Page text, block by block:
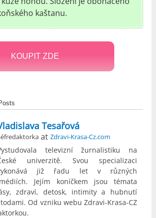
kaštanu.
KOUPIT ZDE
Tesařová
atZdravi-Krasa-Cz.com
televizní žurnalistiku na
univerzitě. Svou specializaci
již řadu let v různých
Jejím koníčkem jsou témata
zdraví, detosk, intimity a hubnutí
Od vzniku webu Zdravi-Krasa-CZ